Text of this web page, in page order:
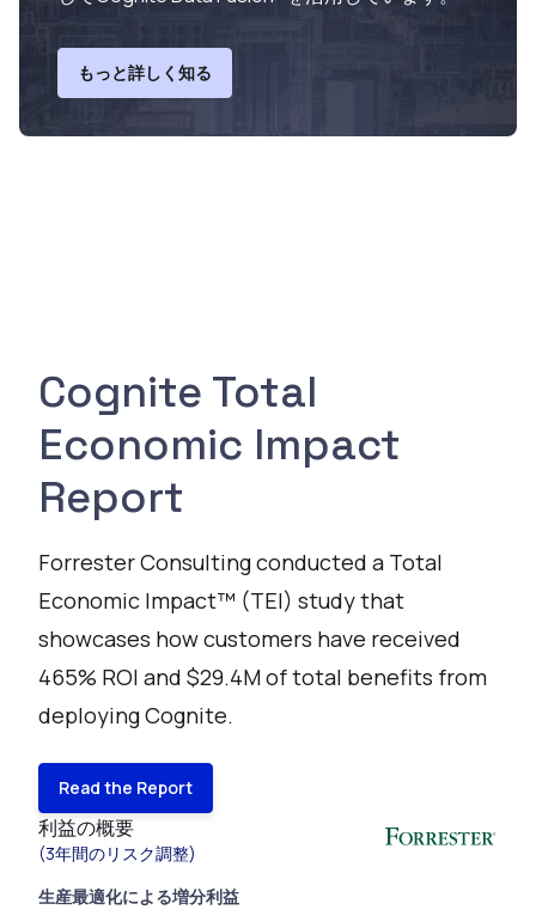
もっと詳しく知る
Cognite Total
Economic Impact
Report
Forrester Consulting conducted a Total
Economic Impact™ (TEI) study that
showcases how customers have received
465% ROI and $29.4M of total benefits from
deploying Cognite.
Read the Report
利益の概要
(3年間のリスク調整)
生産最適化による増分利益